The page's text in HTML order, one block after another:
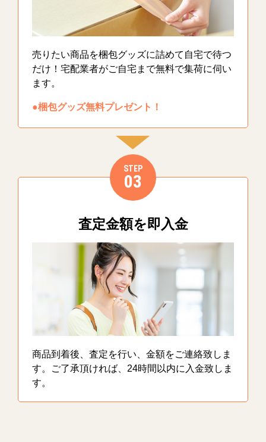
売りたい商品を梱包グッズに詰めて自宅で待つ
だけ！宅配業者がご自宅まで無料で集荷に伺い
ます。
●梱包グッズ無料プレゼント！
STEP
03
査定金額を即入金
商品到着後、査定を行い、金額をご連絡致しま
す。ご了承頂ければ、24時間以内に入金致しま
す。